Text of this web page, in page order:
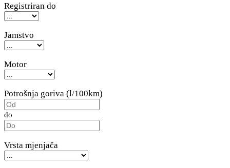
Registriran do
Jamstvo
Motor
Potrošnja goriva (l/100km)
do
Vrsta mjenjača